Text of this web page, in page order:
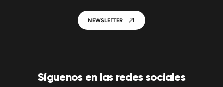
NEWSLETTER
Síguenos en las redes sociales